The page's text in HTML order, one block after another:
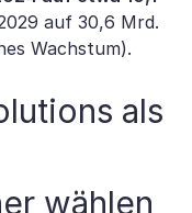
auf 30,6 Mrd.
Wachstum).
als
wählen